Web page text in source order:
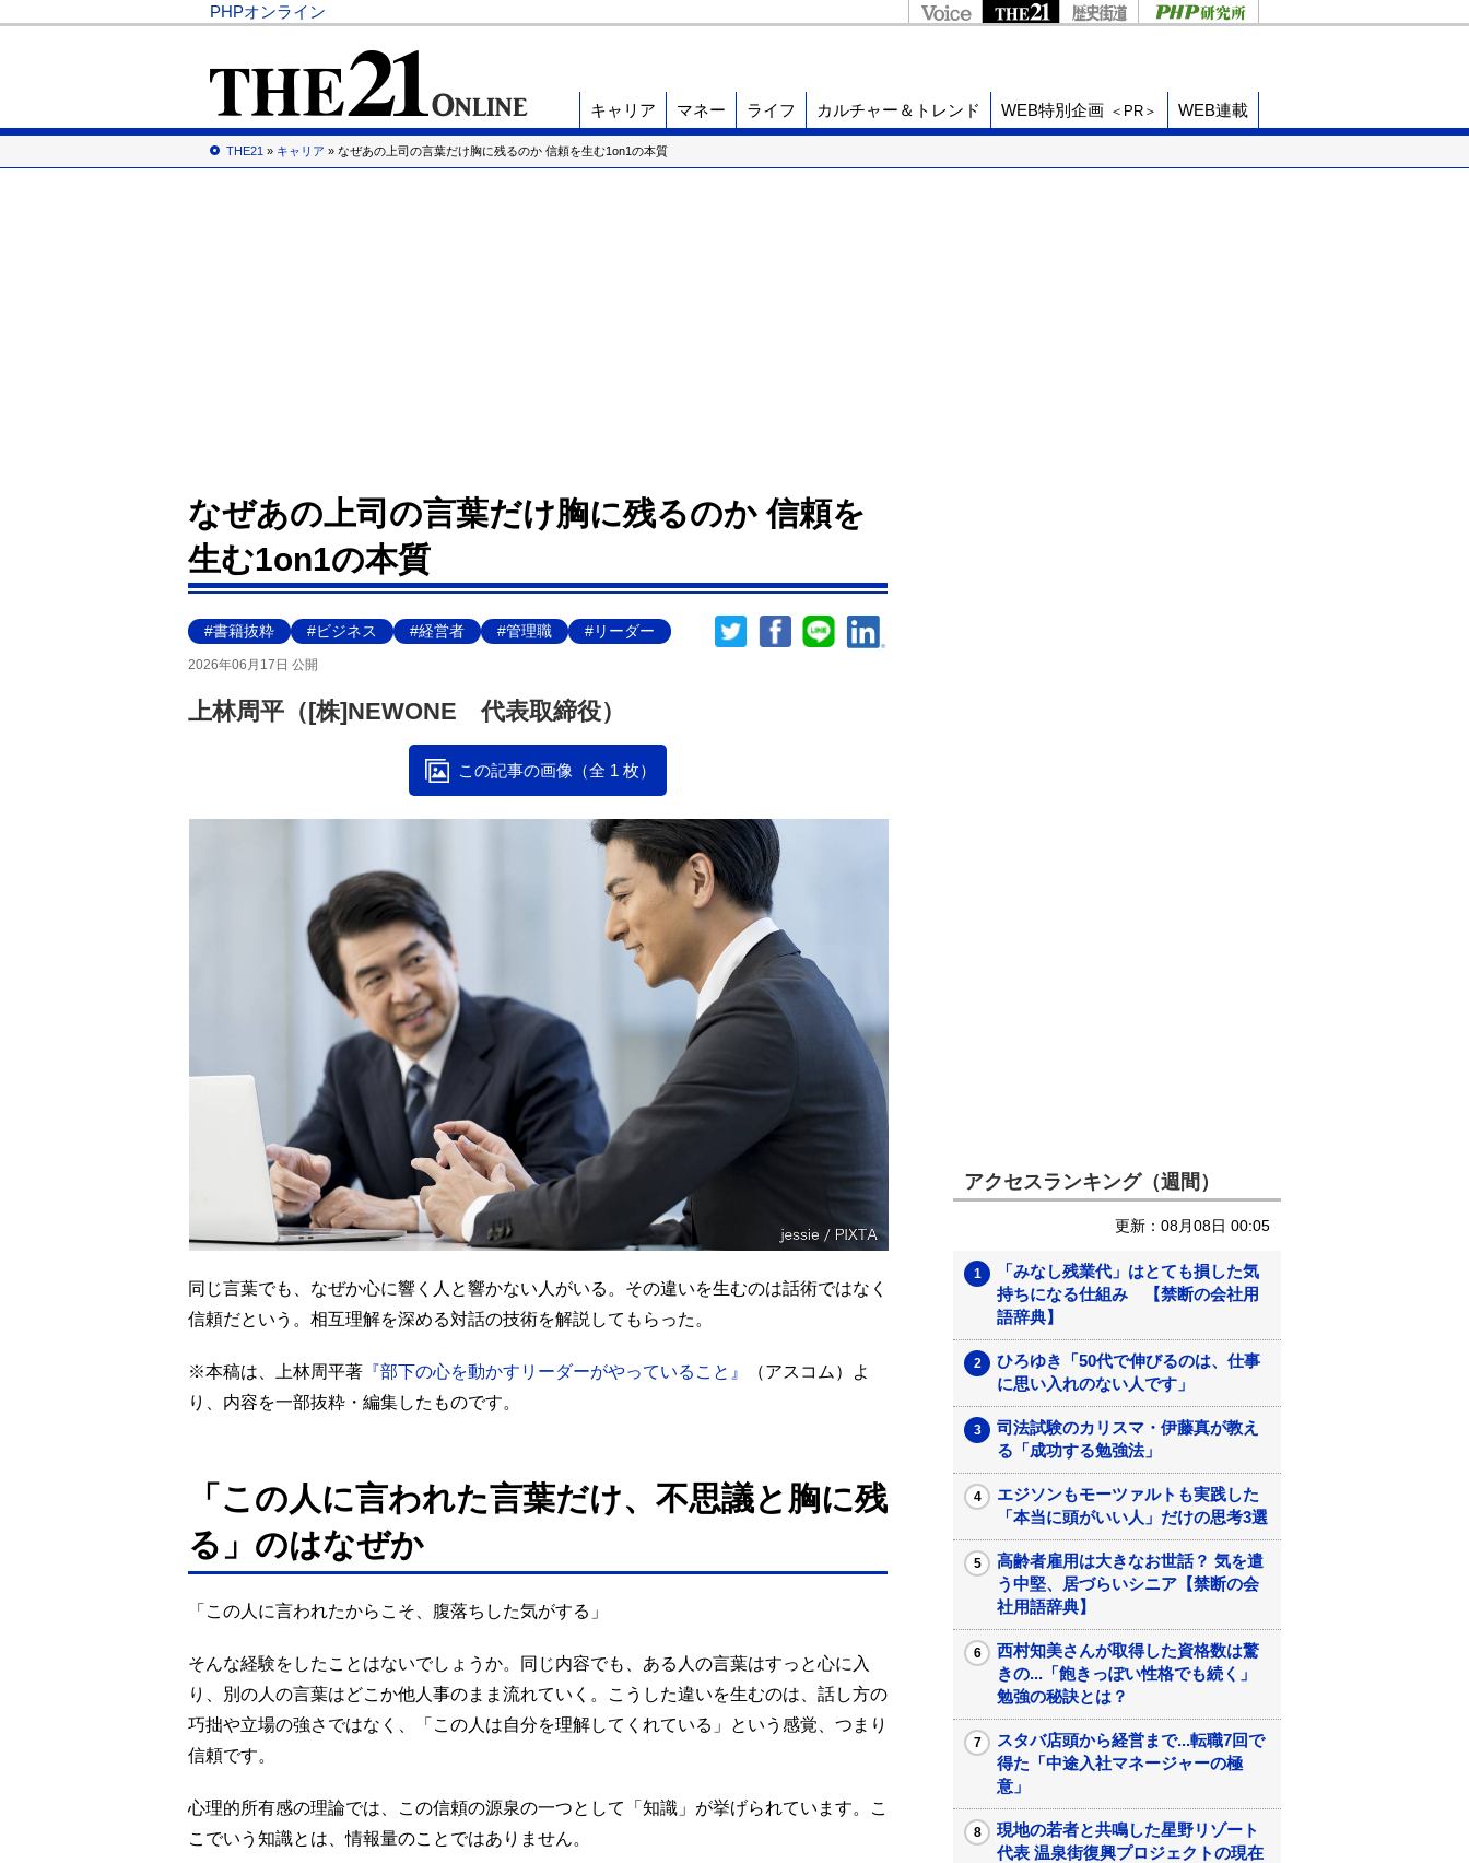
PHPオンライン
キャリア マネー ライフ カルチャー＆トレンド WEB特別企画 ＜PR＞ WEB連載
THE21 » キャリア » なぜあの上司の言葉だけ胸に残るのか 信頼を生む1on1の本質
なぜあの上司の言葉だけ胸に残るのか 信頼を
生む1on1の本質
#書籍抜粋 #ビジネス #経営者 #管理職 #リーダー
2026年06月17日 公開
上林周平（[株]NEWONE 代表取締役）
この記事の画像（全 1 枚）
同じ言葉でも、なぜか心に響く人と響かない人がいる。 その違いを生むのは話術ではなく
信頼だという。 相互理解を深める対話の技術を解説してもらった。
※本稿は、上林周平著 『部下の心を動かすリーダーがやっていること』
（アスコム）よ
り、内容を一部抜粋・編集したものです。
「この人に言われた言葉だけ、不思議と胸に残
る」のはなぜか
「この人に言われたからこそ、腹落ちした気がする」
そんな経験をしたことはないでしょうか。同じ内容でも、ある人の言葉はすっと心に入
り、別の人の言葉はどこか他人事のまま流れていく。こうした違いを生むのは、話し方の
巧拙や立場の強さではなく、「この人は自分を理解してくれている」という感覚、つまり
信頼です。
心理的所有感の理論では、この信頼の源泉の一つとして「知識」が挙げられています。こ
こでいう知識とは、情報量のことではありません。
アクセスランキング（週間）
更新：08月08日 00:05
「みなし残業代」はとても損した気
持ちになる仕組み 【禁断の会社用
語辞典】
ひろゆき「50代で伸びるのは、仕事
に思い入れのない人です」
司法試験のカリスマ・伊藤真が教え
る「成功する勉強法」
エジソンもモーツァルトも実践した
「本当に頭がいい人」だけの思考3選
高齢者雇用は大きなお世話？ 気を遣
う中堅、居づらいシニア【禁断の会
社用語辞典】
西村知美さんが取得した資格数は驚
きの...「飽きっぽい性格でも続く」
勉強の秘訣とは？
スタバ店頭から経営まで...転職7回で
得た「中途入社マネージャーの極
意」
現地の若者と共鳴した星野リゾート
代表 温泉街復興プロジェクトの現在